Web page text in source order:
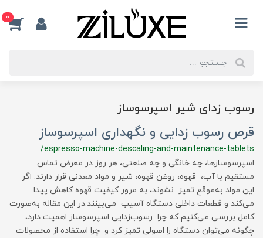
0
رسوب زدای شیر اسپرسوساز
قرص رسوب زدایی و نگهداری اسپرسوساز
/espresso-machine-descaling-and-maintenance-tablets
اسپرسوسازها، چه خانگی و چه صنعتی، هر روز در معرض تماس
مستقیم با آب، قهوه، روغن قهوه، شیر و مواد معدنی قرار دارند. اگر
این مواد به‌موقع تمیز نشوند، به مرور کیفیت قهوه کاهش پیدا
می‌کند و قطعات داخلی دستگاه آسیب می‌بینند.در این مقاله به‌صورت
کامل بررسی می‌کنیم که چرا رسوب‌زدایی اسپرسوساز اهمیت دارد،
چگونه می‌توان دستگاه را اصولی تمیز کرد و چرا استفاده از محصولات